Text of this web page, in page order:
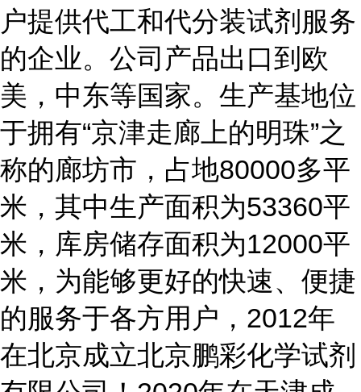
户提供代工和代分装试剂服务
的企业。公司产品出口到欧
美，中东等国家。生产基地位
于拥有“京津走廊上的明珠”之
称的廊坊市，占地80000多平
米，其中生产面积为53360平
米，库房储存面积为12000平
米，为能够更好的快速、便捷
的服务于各方用户，2012年
在北京成立北京鹏彩化学试剂